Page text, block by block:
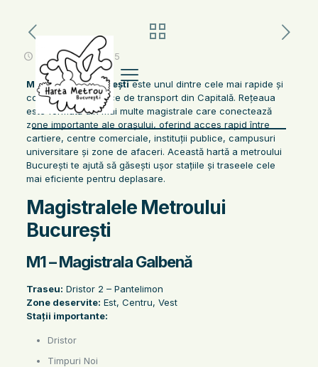
noiembrie 13, 2025
Metroul din Bucureștieste unul dintre cele mai rapide și
convenabile mijloace de transport din Capitală. Rețeaua
este formată din mai multe magistrale care conectează
zone importante ale orașului, oferind acces rapid între
cartiere, centre comerciale, instituții publice, campusuri
universitare și zone de afaceri. Această hartă a metroului
București te ajută să găsești ușor stațiile și traseele cele
mai eficiente pentru deplasare.
Magistralele Metroului
București
M1 – Magistrala Galbenă
Traseu: Dristor 2 – Pantelimon
Zone deservite: Est, Centru, Vest
Stații importante:
Dristor
Timpuri Noi